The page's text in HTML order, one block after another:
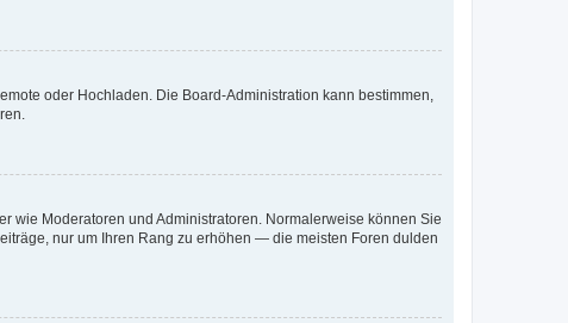
oder Hochladen. Die Board-Administration kann bestimmen,
wie Moderatoren und Administratoren. Normalerweise können Sie
nur um Ihren Rang zu erhöhen — die meisten Foren dulden